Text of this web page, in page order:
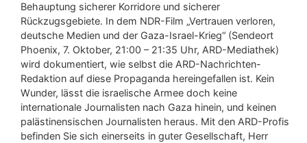
Behauptung sicherer Korridore und sicherer
Rückzugsgebiete. In dem NDR-Film „Vertrauen verloren,
deutsche Medien und der Gaza-Israel-Krieg“ (Sendeort
Phoenix, 7. Oktober, 21:00 – 21:35 Uhr, ARD-Mediathek)
wird dokumentiert, wie selbst die ARD-Nachrichten-
Redaktion auf diese Propaganda hereingefallen ist. Kein
Wunder, lässt die israelische Armee doch keine
internationale Journalisten nach Gaza hinein, und keinen
palästinensischen Journalisten heraus. Mit den ARD-Profis
befinden Sie sich einerseits in guter Gesellschaft, Herr